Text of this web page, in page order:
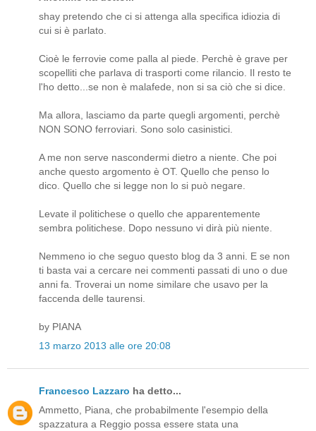
shay pretendo che ci si attenga alla specifica idiozia di
cui si è parlato.
Cioè le ferrovie come palla al piede. Perchè è grave per
scopelliti che parlava di trasporti come rilancio. Il resto te
l'ho detto...se non è malafede, non si sa ciò che si dice.
Ma allora, lasciamo da parte quegli argomenti, perchè
NON SONO ferroviari. Sono solo casinistici.
A me non serve nascondermi dietro a niente. Che poi
anche questo argomento è OT. Quello che penso lo
dico. Quello che si legge non lo si può negare.
Levate il politichese o quello che apparentemente
sembra politichese. Dopo nessuno vi dirà più niente.
Nemmeno io che seguo questo blog da 3 anni. E se non
ti basta vai a cercare nei commenti passati di uno o due
anni fa. Troverai un nome similare che usavo per la
faccenda delle taurensi.
by PIANA
13 marzo 2013 alle ore 20:08
Francesco Lazzaro ha detto...
Ammetto, Piana, che probabilmente l'esempio della
spazzatura a Reggio possa essere stata una